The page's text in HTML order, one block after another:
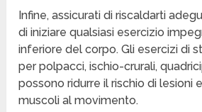
Infine, assicurati di riscaldarti
di iniziare qualsiasi esercizio
inferiore del corpo. Gli esercizi di
per polpacci, ischio-crurali,
possono ridurre il rischio di lesioni
muscoli al movimento.